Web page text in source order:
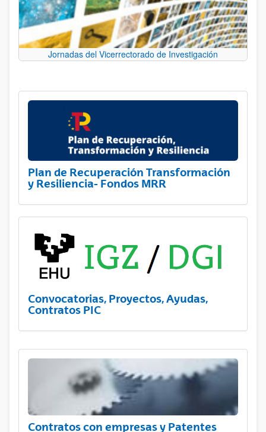
Jornadas del Vicerrectorado de Investigación
Plan de Recuperación Transformación
y Resiliencia- Fondos MRR
Convocatorias, Proyectos, Ayudas,
Contratos PIC
Contratos con empresas y Patentes